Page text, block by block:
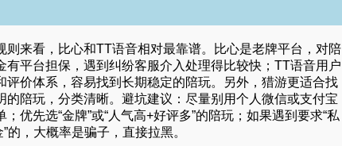
则来看，比心和TT语音相对最靠谱。比心是老牌平台，对陪
有平台担保，遇到纠纷客服介入处理得比较快；TT语音用户
评价体系，容易找到长期稳定的陪玩。另外，猎游更适合找
的陪玩，分类清晰。避坑建议：尽量别用个人微信或支付宝
优先选“金牌”或“人气高+好评多”的陪玩；如果遇到要求“私
的，大概率是骗子，直接拉黑。